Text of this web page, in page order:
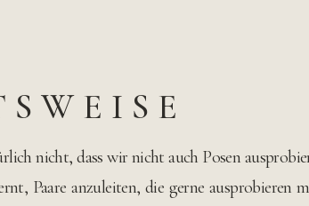
nicht, dass wir nicht auch Posen
Paare anzuleiten, die gerne ausprobieren